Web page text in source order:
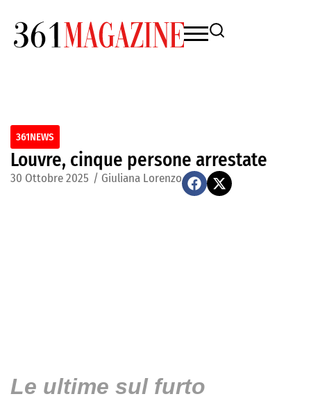
361NEWS
Louvre, cinque persone arrestate
30 Ottobre 2025 / Giuliana Lorenzo
Le ultime sul furto